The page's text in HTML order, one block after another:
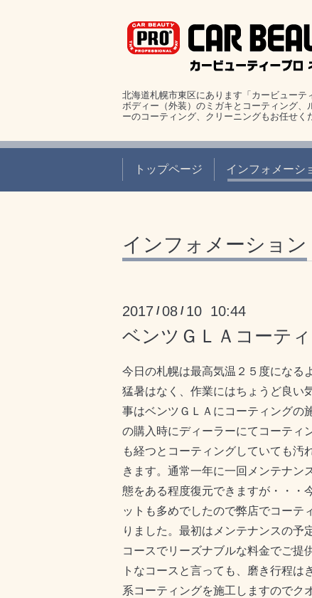
北海道札幌市東区にあります「カービュー
ボディー（外装）のミガキとコーティング
ーのコーティング、クリーニングもお任せく
トップページ インフォメーシ
インフォメーション
2017 /08 / 10 10:44
ベンツＧＬＡコーテ
今日の札幌は最高気温２５度になる
猛暑はなく、作業にはちょうど良い
事はベンツＧＬＡにコーティングの
の購入時にディーラーにてコーティ
も経つとコーティングしていても汚
きます。通常一年に一回メンテナン
態をある程度復元できますが・・・
ットも多めでしたので弊店でコーテ
りました。最初はメンテナンスの予
コースでリーズナブルな料金でご提
トなコースと言っても、磨き行程は
系コーティングを施工しますのでク